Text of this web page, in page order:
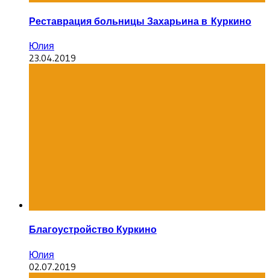
Реставрация больницы Захарьина в Куркино
Юлия
23.04.2019
Благоустройство Куркино
Юлия
02.07.2019